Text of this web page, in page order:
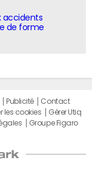
accidents
de forme
Publicité
Contact
les cookies
Gérer Utiq
Groupe Figaro